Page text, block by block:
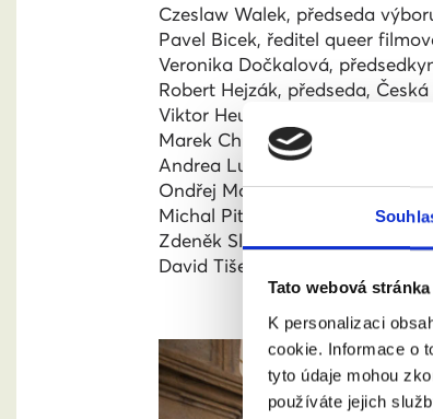
Tato webová
K personalizaci
cookie. Informace o
tyto údaje mohou
používáte jejich
Czeslaw Walek, předseda
Pavel Bicek, ředitel queer
Veronika Dočkalová,
Robert Hejzák, předseda,
Viktor Heuman, předseda
Marek Christ, předseda STUD, z.s.
Andrea Luková, předsedkyně
Ondřej Moučka, předseda
Michal Pitoňák,
předseda
Zdeněk Sloboda, jednatel
David Tišer, ředitel společnosti